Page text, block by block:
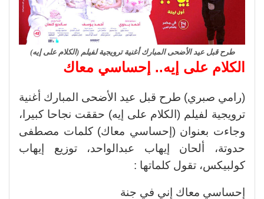
طرح قبل عيد الأضحى المبارك أغنية ترويجية لفيلم (الكلام على إيه)
الكلام على إيه.. إحساسي معاك
(رامي صبري) طرح قبل عيد الأضحى المبارك أغنية
ترويجية لفيلم (الكلام على إيه) حققت نجاحا كبيرا،
وجاءت بعنوان (إحساسي معاك) كلمات مصطفى
حدوتة، ألحان إيهاب عبدالواحد، توزيع إيهاب
كولبيكس، تقول كلماتها :
إحساسي معاك إني في جنة